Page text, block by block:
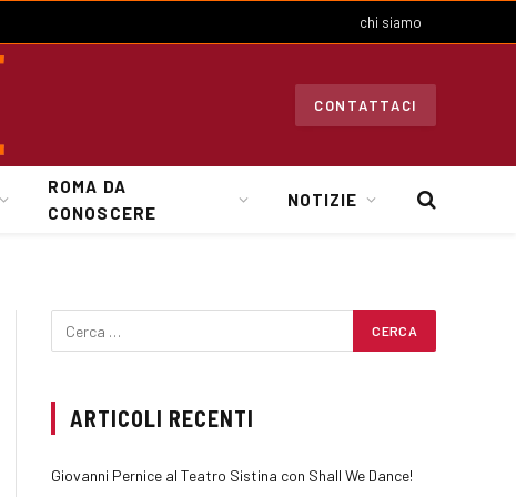
chi siamo
CONTATTACI
ROMA DA
CONOSCERE
NOTIZIE
ARTICOLI RECENTI
Giovanni Pernice al Teatro Sistina con Shall We Dance!